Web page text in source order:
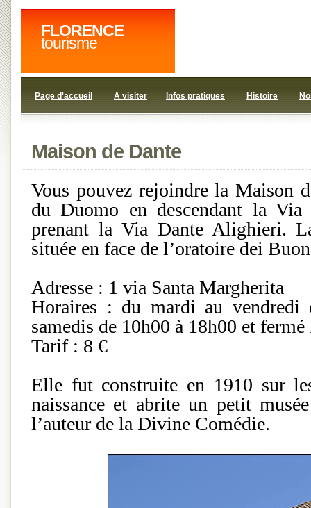
FLORENCE
tourisme
Page d'accueil A visiter Infos pratiques Histoire
Maison de Dante
Vous pouvez rejoindre la Maison
du Duomo en descendant la
prenant la Via Dante Alighieri.
située en face de l’oratoire dei
Adresse : 1 via Santa Margherita
Horaires : du mardi au vendredi
samedis de 10h00 à 18h00 et
Tarif : 8 €
Elle fut construite en 1910 sur
naissance et abrite un petit
l’auteur de la Divine Comédie.